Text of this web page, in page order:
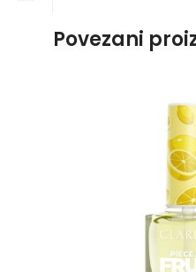
Povezani